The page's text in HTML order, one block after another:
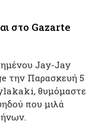
στο Gazarte
Jay-Jay
την Παρασκευή 5
θυμόμαστε
που μιλά